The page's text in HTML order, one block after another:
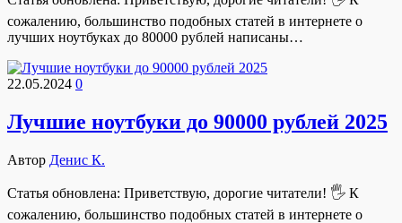
сожалению, большинство подобных статей в интернете о
лучших ноутбуках до 80000 рублей написаны…
22.05.2024 0
Лучшие ноутбуки до 90000 рублей 2025
Автор Денис К.
Статья обновлена: Приветствую, дорогие читатели! 🖐 К
сожалению, большинство подобных статей в интернете о